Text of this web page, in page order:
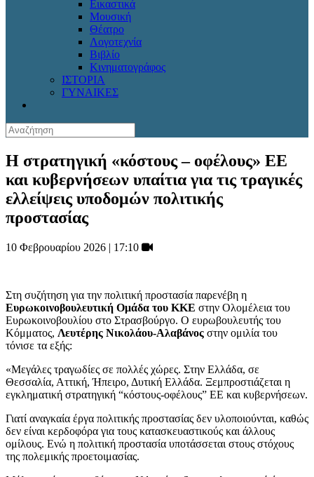
Εικαστικά
Μουσική
Θέατρο
Λογοτεχνία
Βιβλίο
Κινηματογράφος
ΙΣΤΟΡΙΑ
ΓΥΝΑΙΚΕΣ
H στρατηγική «κόστους – οφέλους» ΕΕ
και κυβερνήσεων υπαίτια για τις τραγικές
ελλείψεις υποδομών πολιτικής
προστασίας
10 Φεβρουαρίου 2026 | 17:10
Στη συζήτηση για την πολιτική προστασία παρενέβη η
Ευρωκοινοβουλευτική Ομάδα του ΚΚΕ στην Ολομέλεια του
Ευρωκοινοβουλίου στο Στρασβούργο. Ο ευρωβουλευτής του
Κόμματος, Λευτέρης Νικολάου-Αλαβάνος στην ομιλία του
τόνισε τα εξής:
«Μεγάλες τραγωδίες σε πολλές χώρες. Στην Ελλάδα, σε
Θεσσαλία, Αττική, Ήπειρο, Δυτική Ελλάδα. Ξεμπροστιάζεται η
εγκληματική στρατηγική “κόστους-οφέλους” ΕΕ και κυβερνήσεων.
Γιατί αναγκαία έργα πολιτικής προστασίας δεν υλοποιούνται, καθώς
δεν είναι κερδοφόρα για τους κατασκευαστικούς και άλλους
ομίλους. Ενώ η πολιτική προστασία υποτάσσεται στους στόχους
της πολεμικής προετοιμασίας.